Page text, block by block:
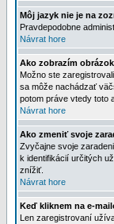
Môj jazyk nie je na
Pravdepodobne
Návrat hore
Ako zobrazím
Možno ste
sa môže nachádzať
potom práve vtedy toto
Návrat hore
Ako zmeniť svoje
Zvyčajne svoje
k identifikácií určitých
znížiť.
Návrat hore
Keď kliknem na e-
Len zaregistrovaní